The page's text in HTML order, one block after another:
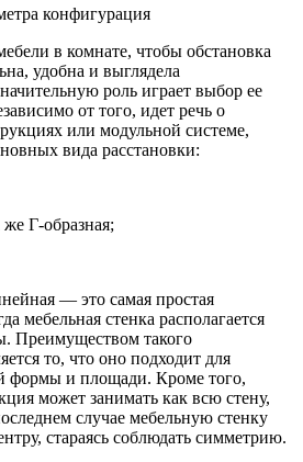
в комнате, чтобы обстановка
удобна и выглядела
роль играет выбор ее
от того, идет речь о
или модульной системе,
вида расстановки:
же Г-образная;
— это самая простая
мебельная стенка располагается
Преимуществом такого
то, что оно подходит для
формы и площади. Кроме того,
может занимать как всю стену,
случае мебельную стенку
стараясь соблюдать симметрию.